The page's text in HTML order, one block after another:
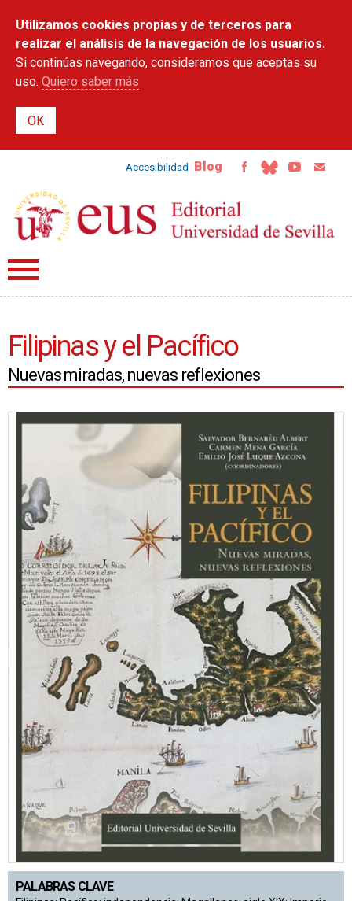
contenido
principal
Utilizamos cookies propias y de terceros para
realizar el análisis de la navegación de los usuarios.
Si continúas navegando, consideramos que aceptas su
uso. Quiero saber más
Accesibilidad Blog
Filipinas y el Pacífico
Nuevas miradas, nuevas reflexiones
PALABRAS CLAVE